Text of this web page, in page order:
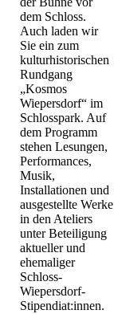
dem Schloss.
Auch laden wir
Sie ein zum
kulturhistorischen
Rundgang
„Kosmos
Wiepersdorf“ im
Schlosspark. Auf
dem Programm
stehen Lesungen,
Performances,
Musik,
Installationen und
ausgestellte Werke
in den Ateliers
unter Beteiligung
aktueller und
ehemaliger
Schloss-
Wiepersdorf-
Stipendiat:innen.